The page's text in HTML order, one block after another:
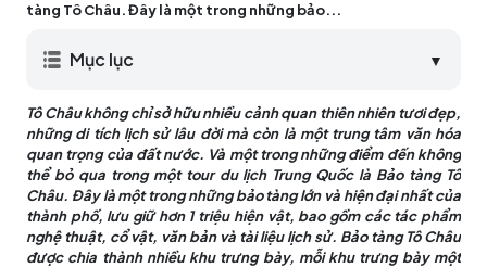
tàng Tô Châu. Đây là một trong những bảo...
Mục lục ▼
Tô Châu không chỉ sở hữu nhiều cảnh quan thiên nhiên tươi đẹp,
những di tích lịch sử lâu đời mà còn là một trung tâm văn hóa
quan trọng của đất nước. Và một trong những điểm đến không
thể bỏ qua trong một tour du lịch Trung Quốc là Bảo tàng Tô
Châu. Đây là một trong những bảo tàng lớn và hiện đại nhất của
thành phố, lưu giữ hơn 1 triệu hiện vật, bao gồm các tác phẩm
nghệ thuật, cổ vật, văn bản và tài liệu lịch sử. Bảo tàng Tô Châu
được chia thành nhiều khu trưng bày, mỗi khu trưng bày một